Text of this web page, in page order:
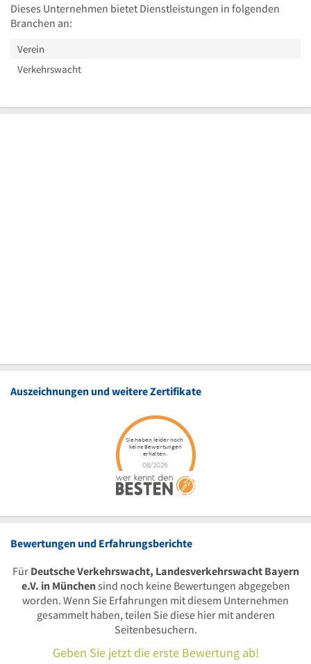
Dieses Unternehmen bietet Dienstleistungen in folgenden
Branchen an:
Verein
Verkehrswacht
Auszeichnungen und weitere Zertifikate
Bewertungen und Erfahrungsberichte
Für Deutsche Verkehrswacht, Landesverkehrswacht Bayern
e.V. in Münchensind noch keine Bewertungen abgegeben
worden. Wenn Sie Erfahrungen mit diesem Unternehmen
gesammelt haben, teilen Sie diese hier mit anderen
Seitenbesuchern.
Geben Sie jetzt die erste Bewertung ab!